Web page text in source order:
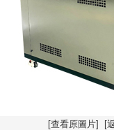
[查看原圖片]
[